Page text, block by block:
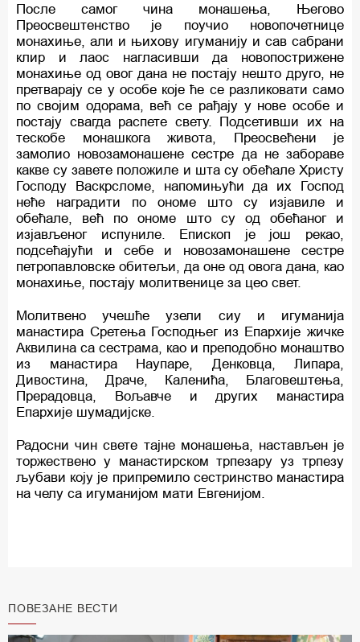
После самог чина монашења, Његово
Преосвештенство је поучио новопочетнице
монахиње, али и њихову игуманију и сав сабрани
клир и лаос нагласивши да новопострижене
монахиње од овог дана не постају нешто друго, не
претварају се у особе које ће се разликовати само
по својим одорама, већ се рађају у нове особе и
постају свагда распете свету. Подсетивши их на
тескобе монашкога живота, Преосвећени је
замолио новозамонашене сестре да не забораве
какве су завете положиле и шта су обећале Христу
Господу Васкрсломе, напомињући да их Господ
неће наградити по ономе што су изјавиле и
обећале, већ по ономе што су од обећаног и
изјављеног испуниле. Епископ је још рекао,
подсећајући и себе и новозамонашене сестре
петропавловске обитељи, да оне од овога дана, као
монахиње, постају молитвенице за цео свет.
Молитвено учешће узели сиу и игуманија
манастира Сретења Господњег из Епархије жичке
Аквилина са сестрама, као и преподобно монаштво
из манастира Наупаре, Денковца, Липара,
Дивостина, Драче, Каленића, Благовештења,
Прерадовца, Вољавче и других манастира
Епархије шумадијске.
Радосни чин свете тајне монашења, настављен је
торжествено у манастирском трпезару уз трпезу
љубави коју је припремило сестринство манастира
на челу са игуманијом мати Евгенијом.
ПОВЕЗАНЕ ВЕСТИ